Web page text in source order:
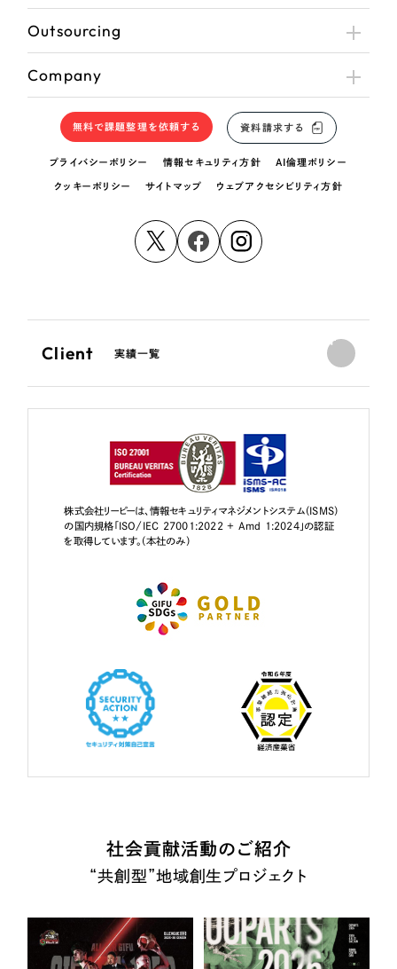
Outsourcing
Company
無料で課題整理を依頼する 資料請求する
プライバシーポリシー 情報セキュリティ方針 AI倫理ポリシー
クッキーポリシー サイトマップ ウェブアクセシビリティ方針
Client 実績一覧
株式会社リーピーは、情報セキュリティマネジメントシステム（ISMS）
の国内規格「ISO/IEC 27001:2022 + Amd 1:2024」の認証
を取得しています。（本社のみ）
社会貢献活動のご紹介
“共創型”地域創生プロジェクト